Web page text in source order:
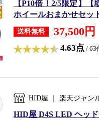
【P10倍！2/5限定】
ホイールおまかせセッ
送料無料 37,500円
4.63点 / 63
HID屋 ｜ 楽天ジャン
HID屋 D4S LED ヘッ